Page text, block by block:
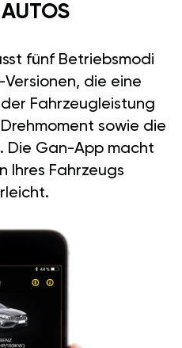
AUTOS
fünf Betriebsmodi
die eine
Fahrzeugleistung
sowie die
Die Gan-App macht
Ihres Fahrzeugs